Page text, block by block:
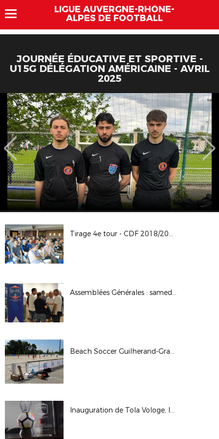
LIGUE AUVERGNE-RHÔNE-
ALPES DE FOOTBALL
JOURNÉE ÉDUCATIVE ET SPORTIVE -
U15G DÉLÉGATION AMÉRICAINE - AVRIL
2025
Tirage 4e tour - CDF 2018/2019
Assemblées Générales : samedi 30 juin 2018
Beach Soccer Guilherand-Granges 2018
Inauguration de Tola Vologe, le samedi 9 juin 2018